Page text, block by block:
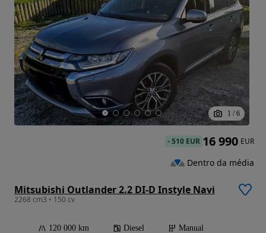
1 / 6
Mitsubishi Outlander 2.2 DI-D Instyle Navi
2268 cm3 • 150 cv
120 000 km Diesel
Manual
-510 EUR 16 990 EUR
Dentro da média